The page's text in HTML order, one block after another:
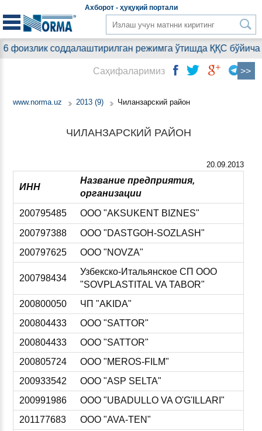
Aхборот - ҳуқуқийпортали
соддалаштирилган режимга ўтишда ҚҚС бўйича
www.norma.uz 2013 (9) Чиланзарский район
ЧИЛАНЗАРСКИЙ РАЙОН
20.09.2013
ИНН
Название предприятия,
организации
200795485
ООО "AKSUKENT BIZNES"
200797388
ООО "DASTGOH-SOZLASH"
200797625
ООО "NOVZA"
200798434
Узбекско-Итальянское СП ООО
"SOVPLASTITAL VA TABOR"
200800050
ЧП "AKIDA"
200804433
ООО "SATTOR"
200804433
ООО "SATTOR"
200805724
ООО "MEROS-FILM"
200933542
ООО "ASP SELTA"
200991986
ООО "UBADULLO VA O'G'ILLARI"
201177683
ООО "AVA-TEN"
Саҳифаларимиз